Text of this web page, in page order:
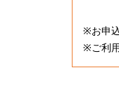
※お申
※ご利